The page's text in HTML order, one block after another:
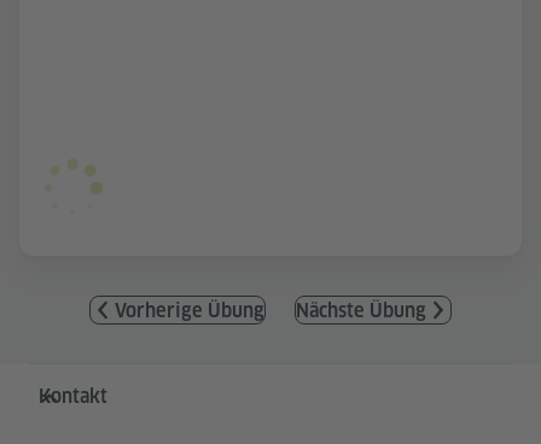
Vorherige Übung Nächste Übung
Service- und Informationsbereich
Kontakt